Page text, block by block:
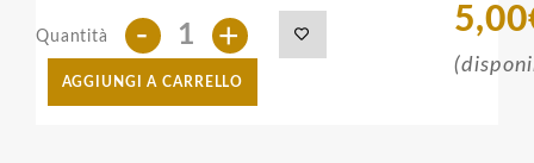
Quantità - +
AGGIUNGI A CARRELLO